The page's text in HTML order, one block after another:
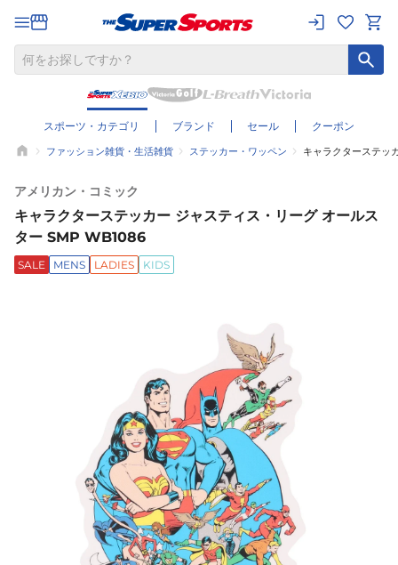
スポーツ・カテゴリ ブランド セール クーポン
ファッション雑貨・生活雑貨 ステッカー・ワッペン キャラクターステッ
アメリカン・コミック
キャラクターステッカー ジャスティス・リーグ オールス
ター SMP WB1086
SALE MENS LADIES KIDS